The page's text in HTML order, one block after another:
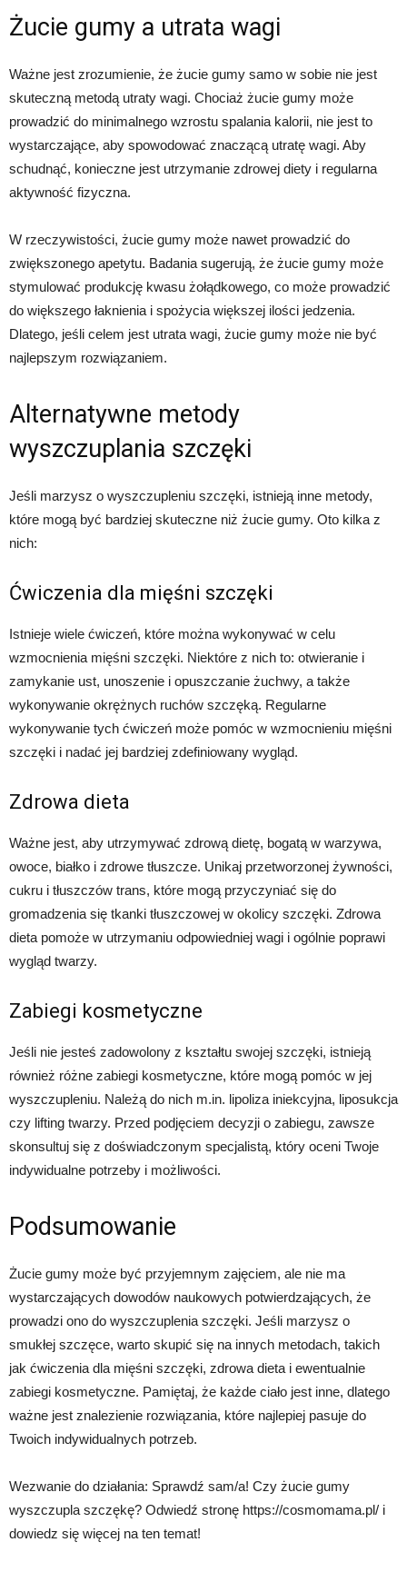
Żucie gumy a utrata wagi
Ważne jest zrozumienie, że żucie gumy samo w sobie nie jest
skuteczną metodą utraty wagi. Chociaż żucie gumy może
prowadzić do minimalnego wzrostu spalania kalorii, nie jest to
wystarczające, aby spowodować znaczącą utratę wagi. Aby
schudnąć, konieczne jest utrzymanie zdrowej diety i regularna
aktywność fizyczna.
W rzeczywistości, żucie gumy może nawet prowadzić do
zwiększonego apetytu. Badania sugerują, że żucie gumy może
stymulować produkcję kwasu żołądkowego, co może prowadzić
do większego łaknienia i spożycia większej ilości jedzenia.
Dlatego, jeśli celem jest utrata wagi, żucie gumy może nie być
najlepszym rozwiązaniem.
Alternatywne metody
wyszczuplania szczęki
Jeśli marzysz o wyszczupleniu szczęki, istnieją inne metody,
które mogą być bardziej skuteczne niż żucie gumy. Oto kilka z
nich:
Ćwiczenia dla mięśni szczęki
Istnieje wiele ćwiczeń, które można wykonywać w celu
wzmocnienia mięśni szczęki. Niektóre z nich to: otwieranie i
zamykanie ust, unoszenie i opuszczanie żuchwy, a także
wykonywanie okrężnych ruchów szczęką. Regularne
wykonywanie tych ćwiczeń może pomóc w wzmocnieniu mięśni
szczęki i nadać jej bardziej zdefiniowany wygląd.
Zdrowa dieta
Ważne jest, aby utrzymywać zdrową dietę, bogatą w warzywa,
owoce, białko i zdrowe tłuszcze. Unikaj przetworzonej żywności,
cukru i tłuszczów trans, które mogą przyczyniać się do
gromadzenia się tkanki tłuszczowej w okolicy szczęki. Zdrowa
dieta pomoże w utrzymaniu odpowiedniej wagi i ogólnie poprawi
wygląd twarzy.
Zabiegi kosmetyczne
Jeśli nie jesteś zadowolony z kształtu swojej szczęki, istnieją
również różne zabiegi kosmetyczne, które mogą pomóc w jej
wyszczupleniu. Należą do nich m.in. lipoliza iniekcyjna, liposukcja
czy lifting twarzy. Przed podjęciem decyzji o zabiegu, zawsze
skonsultuj się z doświadczonym specjalistą, który oceni Twoje
indywidualne potrzeby i możliwości.
Podsumowanie
Żucie gumy może być przyjemnym zajęciem, ale nie ma
wystarczających dowodów naukowych potwierdzających, że
prowadzi ono do wyszczuplenia szczęki. Jeśli marzysz o
smukłej szczęce, warto skupić się na innych metodach, takich
jak ćwiczenia dla mięśni szczęki, zdrowa dieta i ewentualnie
zabiegi kosmetyczne. Pamiętaj, że każde ciało jest inne, dlatego
ważne jest znalezienie rozwiązania, które najlepiej pasuje do
Twoich indywidualnych potrzeb.
Wezwanie do działania: Sprawdź sam/a! Czy żucie gumy
wyszczupla szczękę? Odwiedź stronę https://cosmomama.pl/ i
dowiedz się więcej na ten temat!